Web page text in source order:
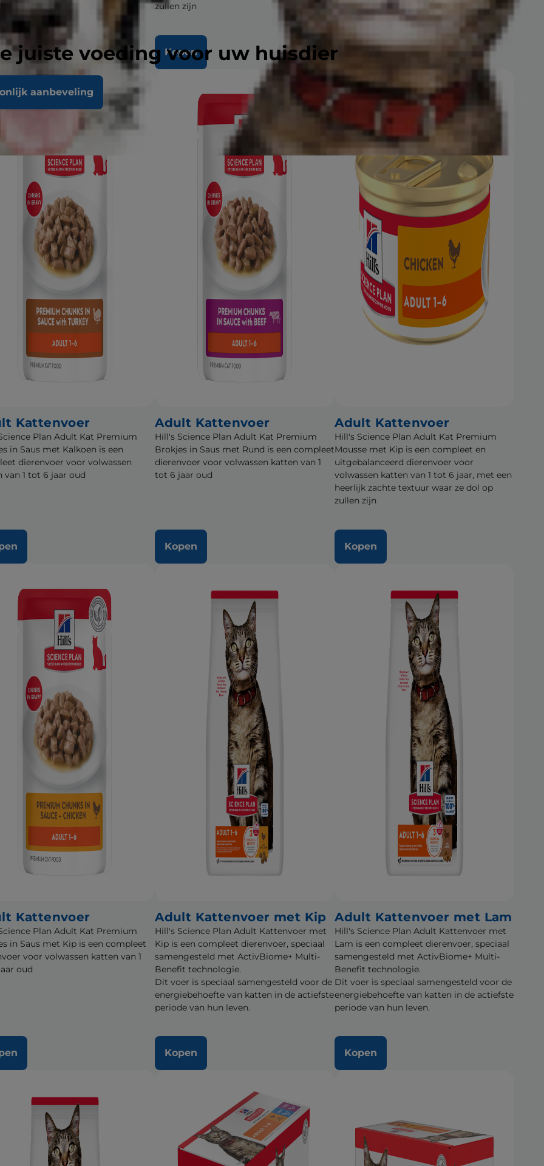
juiste voeding voor uw huisdier
aanbeveling
zullen zijn
Kopen
Kattenvoer
Plan Adult Kat Premium
in Saus met Kalkoen is een
dierenvoer voor volwassen
van 1 tot 6 jaar oud
Adult Kattenvoer
Hill's Science Plan Adult Kat Premium
Brokjes in Saus met Rund is een compleet
dierenvoer voor volwassen katten van 1
tot 6 jaar oud
Kopen
Adult Kattenvoer
Hill's Science Plan Adult Kat Premium
Mousse met Kip is een compleet en
uitgebalanceerd dierenvoer voor
volwassen katten van 1 tot 6 jaar, met een
heerlijk zachte textuur waar ze dol op
zullen zijn
Kopen
Kattenvoer
Plan Adult Kat Premium
in Saus met Kip is een compleet
voor volwassen katten van 1
oud
Adult Kattenvoer met Kip
Hill's Science Plan Adult Kattenvoer met
Kip is een compleet dierenvoer, speciaal
samengesteld met ActivBiome+ Multi-
Benefit technologie.
Dit voer is speciaal samengesteld voor de
energiebehoefte van katten in de actiefste
periode van hun leven.
Kopen
Adult Kattenvoer met Lam
Hill's Science Plan Adult Kattenvoer met
Lam is een compleet dierenvoer, speciaal
samengesteld met ActivBiome+ Multi-
Benefit technologie.
Dit voer is speciaal samengesteld voor de
energiebehoefte van katten in de actiefste
periode van hun leven.
Kopen